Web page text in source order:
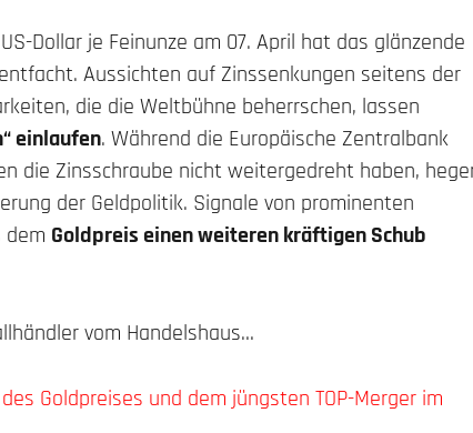
Dollar je Feinunze am 07. April hat das glänzende
Aussichten auf Zinssenkungen seitens der
die die Weltbühne beherrschen, lassen
einlaufen. Während die Europäische Zentralbank
die Zinsschraube nicht weitergedreht haben,
der Geldpolitik. Signale von prominenten
Goldpreis einen weiteren kräftigen Schub
vom Handelshaus…
Goldpreises und dem jüngsten TOP-Merger im